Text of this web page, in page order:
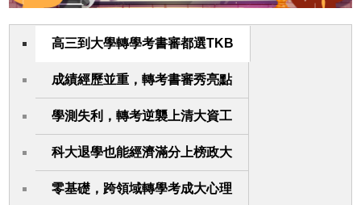
高三到大學轉學考書審都選TKB
成績經歷並重，轉考書審秀亮點
學測失利，轉考逆襲上清大資工
科大退學也能經濟滿分上榜政大
零基礎，跨領域轉學考成大心理